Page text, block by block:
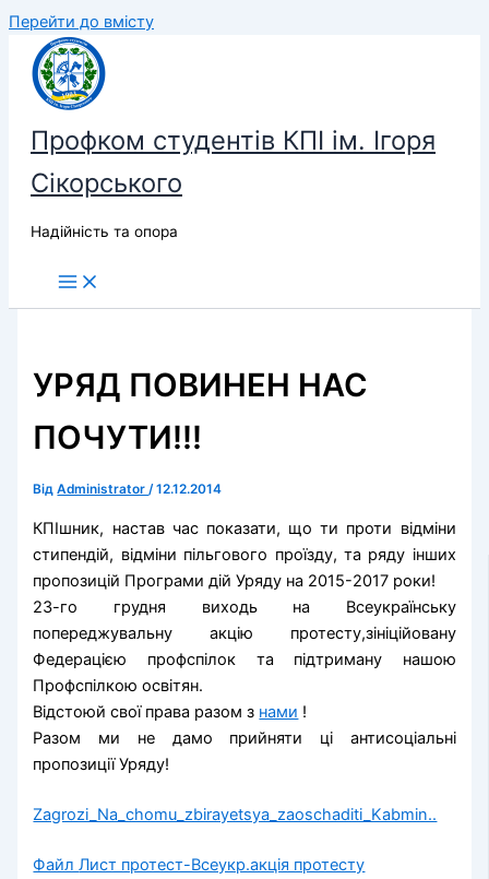
Перейти до вмісту
Профком студентів КПІ ім. Ігоря
Сікорського
Надійність та опора
УРЯД ПОВИНЕН НАС
ПОЧУТИ!!!
ВідAdministrator/12.12.2014
КПІшник, настав час показати, що ти проти відміни
стипендій, відміни пільгового проїзду, та ряду інших
пропозицій Програми дій Уряду на 2015-2017 роки!
23-го грудня виходь на Всеукраїнську
попереджувальну акцію протесту,зініційовану
Федерацією профспілок та підтриману нашою
Профспілкою освітян.
Відстоюй свої права разом з нами !
Разом ми не дамо прийняти ці антисоціальні
пропозиції Уряду!
Zagrozi_Na_chomu_zbirayetsya_zaoschaditi_Kabmin..
ФайлЛист протест-Всеукр.акція протесту